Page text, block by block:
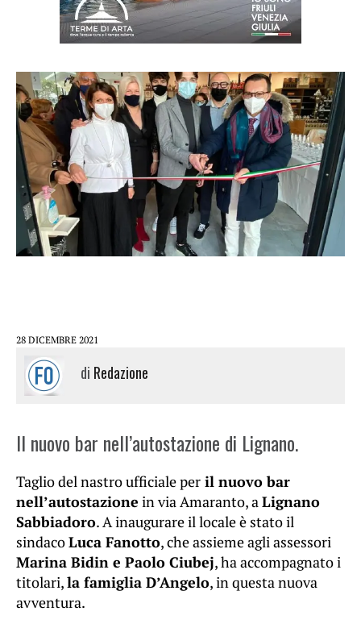
28 DICEMBRE 2021
di Redazione
Il nuovo bar nell’autostazione di Lignano.
Taglio del nastro ufficiale per il nuovo bar
nell’autostazione in via Amaranto, aLignano
Sabbiadoro. A inaugurare il locale è stato il
sindacoLuca Fanotto, che assieme agli assessori
Marina Bidin e Paolo Ciubej, ha accompagnato i
titolari,la famiglia D’Angelo, in questa nuova
avventura.